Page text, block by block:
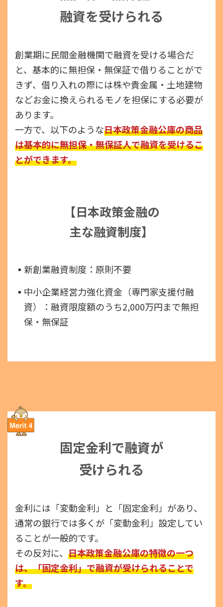
融資を受けられる
創業期に民間金融機関で融資を受ける場合だ
と、基本的に無担保・無保証で借りることがで
きず、借り入れの際には株や貴金属・土地建物
などお金に換えられるモノを担保にする必要が
あります。
一方で、以下のような日本政策金融公庫の商品
は基本的に無担保・無保証人で融資を受けるこ
とができます。
【日本政策金融の
主な融資制度】
▪︎新創業融資制度：原則不要
▪︎中小企業経営力強化資金（専門家支援付融
資）：融資限度額のうち2,000万円まで無担
保・無保証
固定金利で融資が
受けられる
金利には「変動金利」と「固定金利」があり、
通常の銀行では多くが「変動金利」設定してい
ることが一般的です。
その反対に、 日本政策金融公庫の特徴の一つ
は、「固定金利」で融資が受けられることで
す。